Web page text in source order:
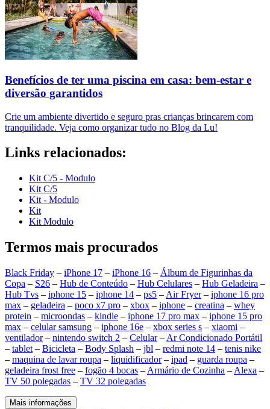
Benefícios de ter uma piscina em casa: bem-estar e
diversão garantidos
Crie um ambiente divertido e seguro pras crianças brincarem com
tranquilidade. Veja como organizar tudo no Blog da Lu!
Links relacionados:
Kit C/5 - Modulo
Kit C/5
Kit - Modulo
Kit
Kit Modulo
Termos mais procurados
Black Friday – iPhone 17 – iPhone 16 – Álbum de Figurinhas da
Copa – S26 – Hub de Conteúdo – Hub Celulares – Hub Geladeira –
Hub Tvs – iphone 15 – iphone 14 – ps5 – Air Fryer– iphone 16 pro
max – geladeira – poco x7 pro – xbox – iphone – creatina – whey
protein – microondas – kindle – iphone 17 pro max – iphone 15 pro
max – celular samsung – iphone 16e – xbox series s – xiaomi –
ventilador– nintendo switch 2 – Celular– Ar Condicionado Portátil
– tablet – Bicicleta – Body Splash – jbl – redmi note 14 – tenis nike
– maquina de lavar roupa – liquidificador– ipad – guarda roupa –
geladeira frost free – fogão 4 bocas – Armário de Cozinha – Alexa –
TV 50 polegadas – TV 32 polegadas
Mais informações